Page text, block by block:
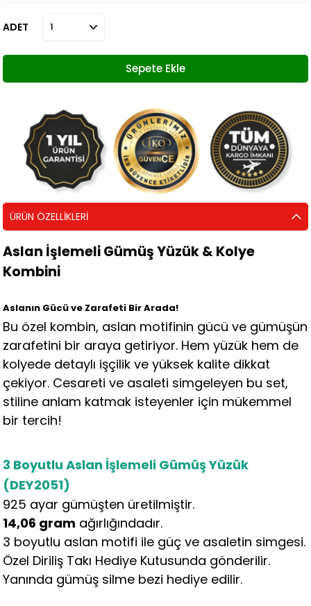
ADET
ÜRÜN ÖZELLIKLERI
Aslan İşlemeli Gümüş Yüzük & Kolye
Kombini
Aslanın Gücü ve Zarafeti Bir Arada!
Bu özel kombin, aslan motifinin gücü ve gümüşün
zarafetini bir araya getiriyor. Hem yüzük hem de
kolyede detaylı işçilik ve yüksek kalite dikkat
çekiyor. Cesareti ve asaleti simgeleyen bu set,
stiline anlam katmak isteyenler için mükemmel
bir tercih!
3 Boyutlu Aslan İşlemeli Gümüş Yüzük
(DEY2051)
925 ayar gümüşten üretilmiştir.
14,06 gram ağırlığındadır.
3 boyutlu aslan motifi ile güç ve asaletin simgesi.
Özel Diriliş Takı Hediye Kutusunda gönderilir.
Yanında gümüş silme bezi hediye edilir.